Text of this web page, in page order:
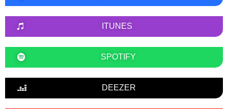
ITUNES
SPOTIFY
DEEZER